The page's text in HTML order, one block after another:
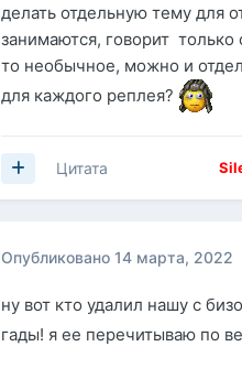
делать отдельную тему для
занимаются, говорит только
то необычное, можно и
для каждого реплея?
Цитата
Опубликовано14 марта, 2022
ну вот кто удалил нашу с
гады! я ее перечитываю по